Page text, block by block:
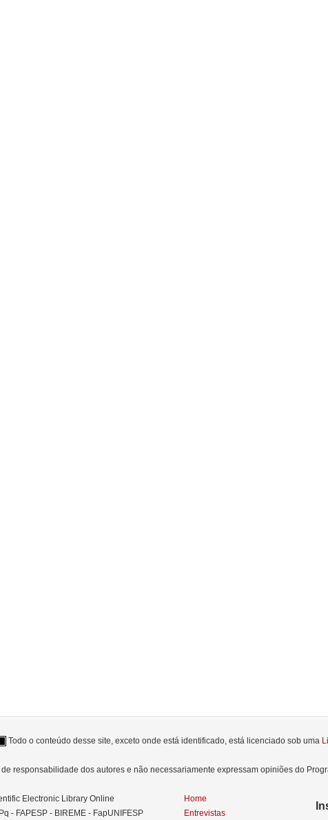
Todo o conteúdo desse site, exceto onde está identificado, está licenciado sob uma
de responsabilidade dos autores e não necessariamente expressam opiniões do
Electronic Library Online
- FAPESP - BIREME - FapUNIFESP
Home
Entrevistas